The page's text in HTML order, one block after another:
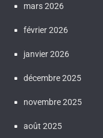
mars 2026
février 2026
janvier 2026
décembre 2025
novembre 2025
août 2025